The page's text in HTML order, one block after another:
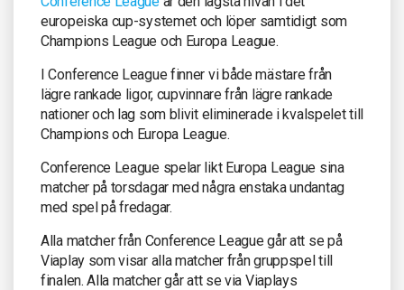
europeiska cup-systemet och löper samtidigt som
Champions League och Europa League.
I Conference League finner vi både mästare från
lägre rankade ligor, cupvinnare från lägre rankade
nationer och lag som blivit eliminerade i kvalspelet till
Champions och Europa League.
Conference League spelar likt Europa League sina
matcher på torsdagar med några enstaka undantag
med spel på fredagar.
Alla matcher från Conference League går att se på
Viaplay som visar alla matcher från gruppspel till
finalen. Alla matcher går att se via Viaplays